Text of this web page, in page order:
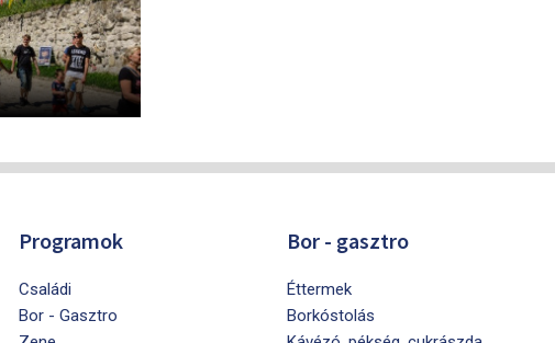
Programok
Családi
Bor - Gasztro
Bor - gasztro
Éttermek
Borkóstolás